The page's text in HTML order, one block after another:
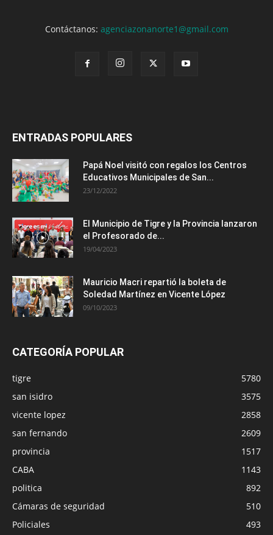
Contáctanos: agenciazonanorte1@gmail.com
ENTRADAS POPULARES
Papá Noel visitó con regalos los Centros
Educativos Municipales de San...
23/12/2022
El Municipio de Tigre y la Provincia lanzaron
el Profesorado de...
19/04/2023
Mauricio Macri repartió la boleta de
Soledad Martínez en Vicente López
09/10/2023
CATEGORÍA POPULAR
tigre
5780
san isidro
3575
vicente lopez
2858
san fernando
2609
provincia
1517
CABA
1143
politica
892
Cámaras de seguridad
510
Policiales
493